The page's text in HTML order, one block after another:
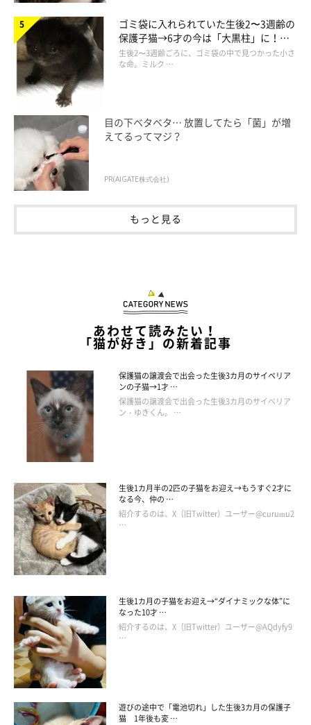
理由について、飼い主さんは「きょうだい猫と離れてひとりにな
り、寂しかったのかもしれません」と振り返ります。
六太くんはどんなコ？
ゴミ袋に入れられていた生後2〜3週齢の
保護子猫→6才の今は「大黒柱」に！
美しい黒猫に成長した姿にグッとくる
生後2〜3週齢ごろに、ゴミ袋の中で見つかった小さ
な命。ミルク …
目の下ベタベタ… 放置してたら「菌」が増
えてるってマジ？
PR(AIGATE株式会社)
もっと見る
あわせて読みたい！
「猫が好き」の新着記事
保護猫の譲渡会で出会った生後3カ月のサイベリア
ンの子猫→1才 …
保護猫の譲渡会で出会った生後3カ月のサイベリア
ン・ゆきくん。 …
生後1カ月半の2匹の子猫をお迎え→もうすぐ2才に
なる今、仲の …
紹介するのは、X（旧Twitter）ユーザー@curumu2
…
生後1カ月の子猫をお迎え→“ダイナミックな体”に
なった10才 …
紹介するのは、X（旧Twitter）ユーザー@AQdyfy9
…
遊びの途中で「電池切れ」した生後3カ月の保護子
猫 1年後も変 …